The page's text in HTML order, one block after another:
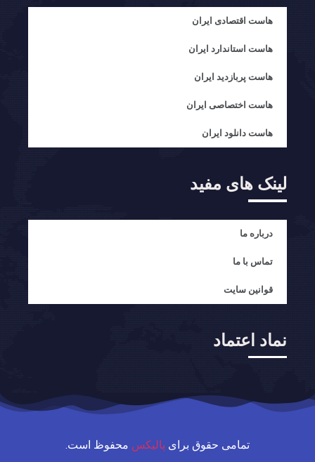
هاست اقتصادی ایران
هاست استاندارد ایران
هاست پربازدید ایران
هاست اختصاصی ایران
هاست دانلود ایران
لینک های مفید
درباره ما
تماس با ما
قوانین سایت
نماد اعتماد
تمامی حقوق برای پالیکس محفوظ است.